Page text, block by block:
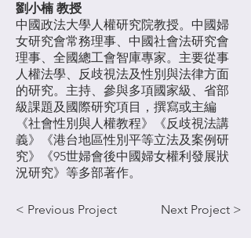
劉小楠 教授
中國政法大學人權研究院教授。中國婦
女研究會常務理事、中國社會法研究會
理事、全國總工會智庫專家。主要從事
人權法學、反歧視法及性別與法律方面
的研究。主持、參與多項國家級、省部
級課題及國際研究項目，撰寫或主編
《社會性別與人權教程》《反歧視法講
義》《港台地區性別平等立法及案例研
究》《95世婦會後中國婦女權利發展狀
況研究》等多部著作。
< Previous Project Next Project >